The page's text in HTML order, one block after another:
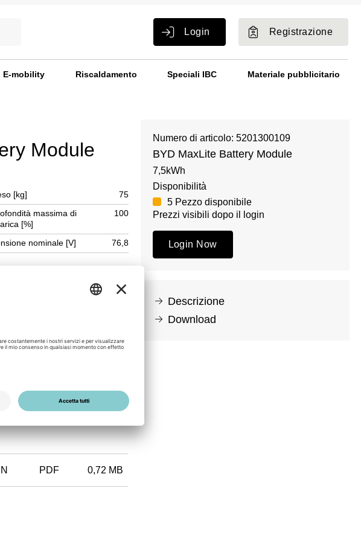
Login Registrazione
E-mobility Riscaldamento Speciali IBC Materiale pubblicitario
Module
[kg]
75
massima di
[%]
100
nominale [V] 76,8
PDF 0,72 MB
Numero di articolo: 5201300109
BYD MaxLite Battery Module
7,5kWh
Disponibilità
5 Pezzo disponibile
Prezzi visibili dopo il login
Login Now
Descrizione
Download